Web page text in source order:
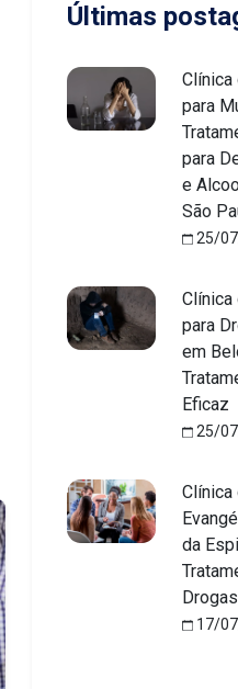
Últimas
Clínica
para
para
e
São
25/
Clínica
para
em
Eficaz
25/
Clínica
da
Drogas
17/